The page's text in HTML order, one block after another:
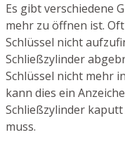
Es gibt verschiedene
mehr zu öffnen ist.
Schlüssel nicht
Schließzylinder
Schlüssel nicht mehr
kann dies ein
Schließzylinder
muss.